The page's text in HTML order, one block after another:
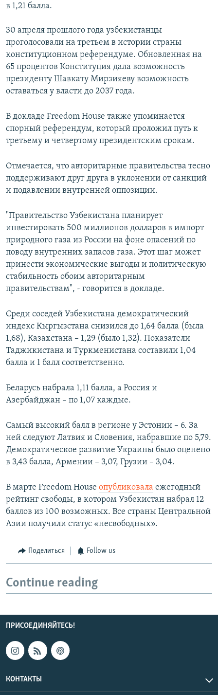
в 1,21 балла.
30 апреля прошлого года узбекистанцы
проголосовали на третьем в истории страны
конституционном референдуме. Обновленная на
65 процентов Конституция дала возможность
президенту Шавкату Мирзияеву возможность
оставаться у власти до 2037 года.
В докладе Freedom House также упоминается
спорный референдум, который проложил путь к
третьему и четвертому президентским срокам.
Отмечается, что авторитарные правительства тесно
поддерживают друг друга в уклонении от санкций
и подавлении внутренней оппозиции.
"Правительство Узбекистана планирует
инвестировать 500 миллионов долларов в импорт
природного газа из России на фоне опасений по
поводу внутренних запасов газа. Этот шаг может
принести экономические выгоды и политическую
стабильность обоим авторитарным
правительствам", - говорится в докладе.
Среди соседей Узбекистана демократический
индекс Кыргызстана снизился до 1,64 балла (была
1,68), Казахстана – 1,29 (было 1,32). Показатели
Таджикистана и Туркменистана составили 1,04
балла и 1 балл соответственно.
Беларусь набрала 1,11 балла, а Россия и
Азербайджан – по 1,07 каждые.
Самый высокий балл в регионе у Эстонии – 6. За
ней следуют Латвия и Словения, набравшие по 5,79.
Демократическое развитие Украины было оценено
в 3,43 балла, Армении – 3,07, Грузии – 3,04.
В марте Freedom House опубликовала ежегодный
рейтинг свободы, в котором Узбекистан набрал 12
баллов из 100 возможных. Все страны Центральной
Азии получили статус «несвободных».
Поделиться Follow us
Continue reading
ПРИСОЕДИНЯЙТЕСЬ!
КОНТАКТЫ